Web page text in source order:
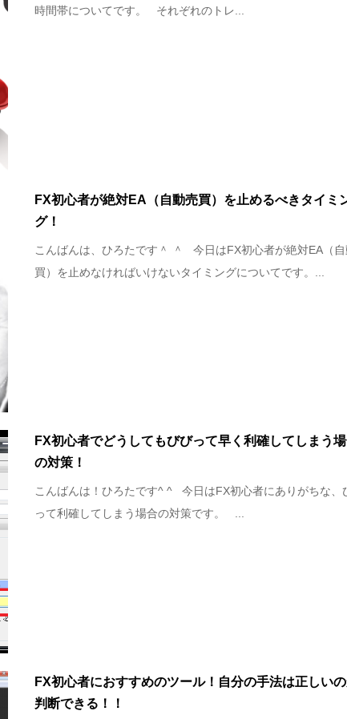
時間帯についてです。 それぞれのトレ...
FX初心者が絶対EA（自動売買）を止めるべきタイミ
グ！
こんばんは、ひろたです＾ ＾ 今日はFX初心者が絶対EA（自
買）を止めなければいけないタイミングについてです。...
FX初心者でどうしてもびびって早く利確してしまう
の対策！
こんばんは！ひろたです^ ^ 今日はFX初心者にありがちな、
って利確してしまう場合の対策です。 ...
FX初心者におすすめのツール！自分の手法は正しい
判断できる！！